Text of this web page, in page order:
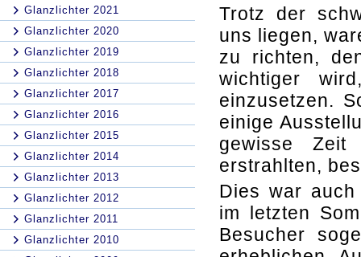
Glanzlichter 2021
Glanzlichter 2020
Glanzlichter 2019
Glanzlichter 2018
Glanzlichter 2017
Glanzlichter 2016
Glanzlichter 2015
Glanzlichter 2014
Glanzlichter 2013
Glanzlichter 2012
Glanzlichter 2011
Glanzlichter 2010
Trotz der
uns liegen,
zu richten,
wichtiger
einzusetzen.
einige
gewisse
erstrahlten,
Dies war auch
im letzten
Besucher